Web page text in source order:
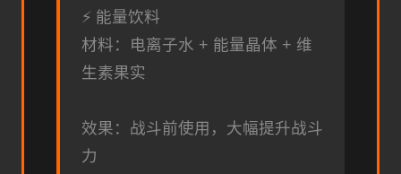
⚡ 能量饮料
材料：电离子水 + 能量晶体 + 维
生素果实
效果：战斗前使用，大幅提升战斗
力